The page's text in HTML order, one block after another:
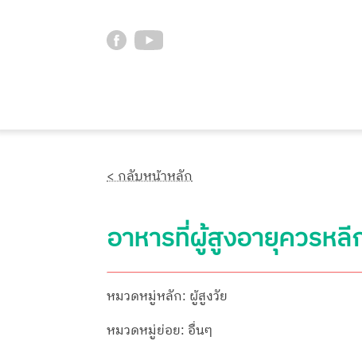
< กลับหน้าหลัก
อาหารที่ผู้สูงอายุควรหลี
หมวดหมู่หลัก: ผู้สูงวัย
หมวดหมู่ย่อย: อื่นๆ